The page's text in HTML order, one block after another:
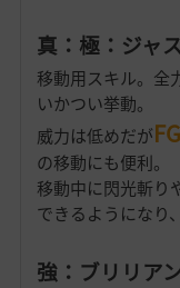
真：極：ジャ
移動用スキル。全
いかつい挙動。
威力は低めだが
の移動にも便利。
移動中に閃光斬り
できるようになり
強：ブリリア